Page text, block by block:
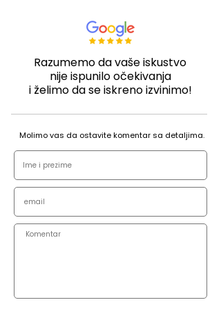
Razumemo da vaše iskustvo
nije ispunilo očekivanja
i želimo da se iskreno izvinimo!
Molimo vas da ostavite komentar sa detaljima.